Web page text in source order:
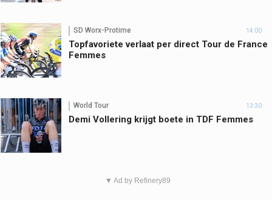
SD Worx-Protime 14:00
Topfavoriete verlaat per direct Tour de France
Femmes
World Tour 13:30
Demi Vollering krijgt boete in TDF Femmes
▼ Ad by Refinery89